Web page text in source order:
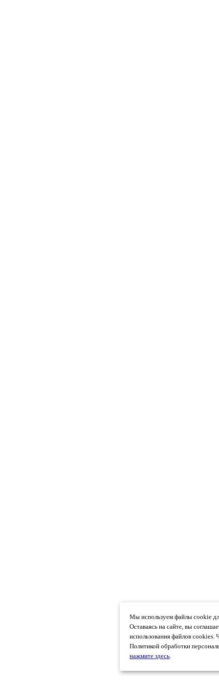
Мы используем файлы cookie
Оставаясь на сайте, вы
использования файлов cookies.
Политикой обработки
нажмите здесь.